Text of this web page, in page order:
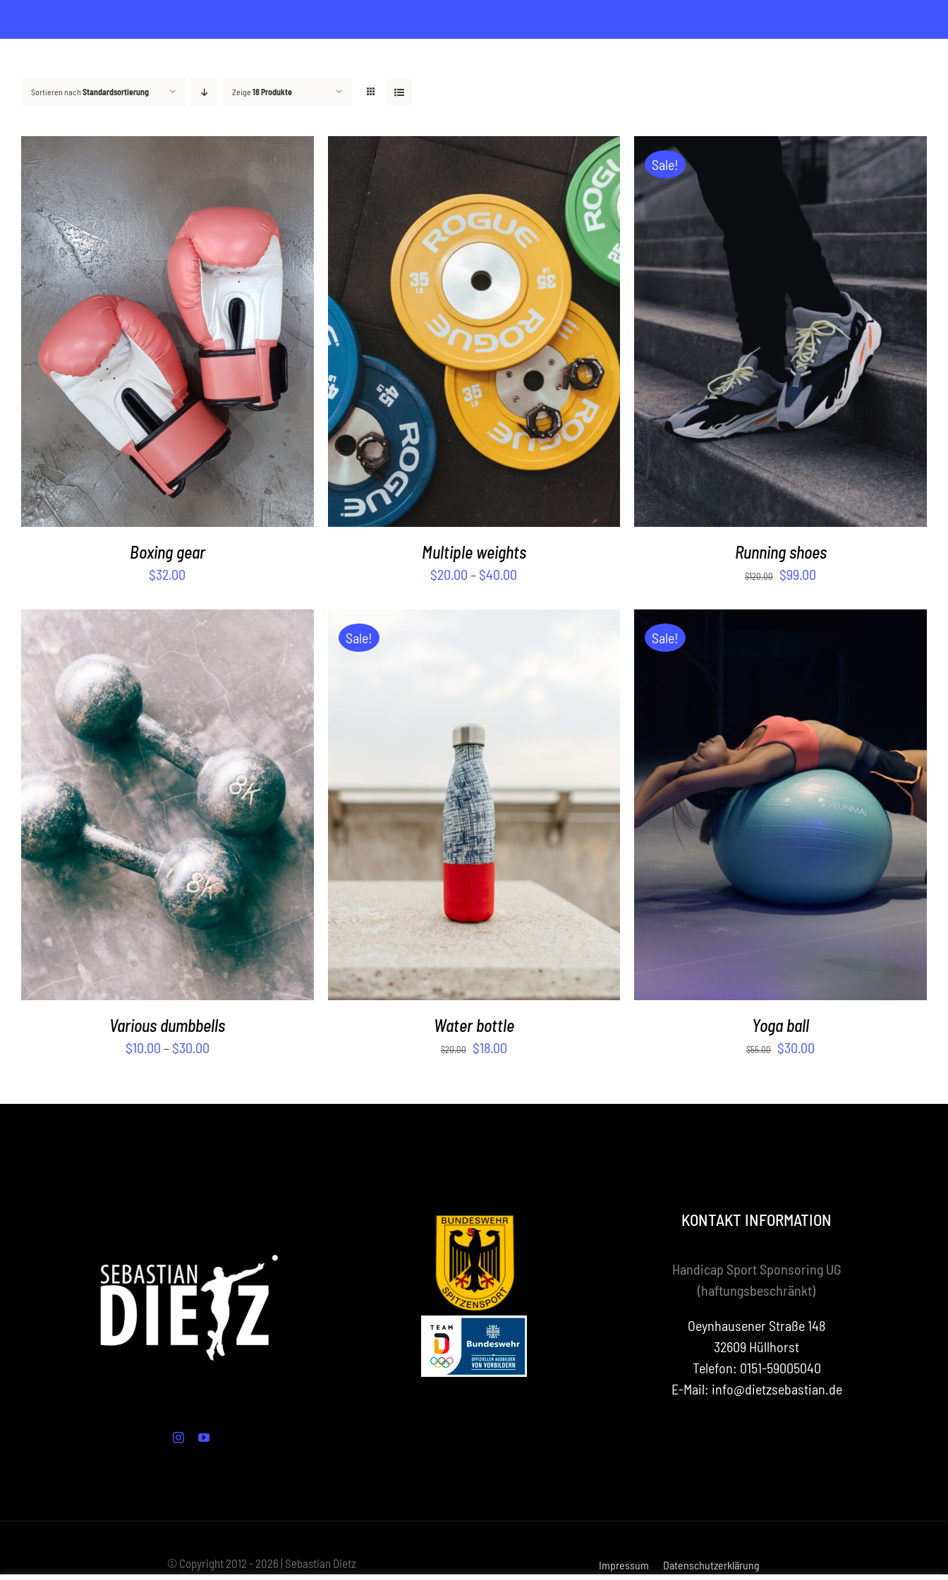
Sortieren nach Standardsortierung Zeige 18 Produkte
SELECT OPTIONS / DETAILS
Boxing gear
$32.00
SELECT OPTIONS / DETAILS
Multiple weights
$20.00 – $40.00
Sale!
ADD TO CART / DETAILS
Running shoes
$120.00 $99.00
SELECT OPTIONS / DETAILS
Various dumbbells
$10.00 – $30.00
Sale!
ADD TO CART / DETAILS
Water bottle
$20.00 $18.00
Sale!
ADD TO CART / DETAILS
Yoga ball
$55.00 $30.00
KONTAKT INFORMATION
Handicap Sport Sponsoring UG
(haftungsbeschränkt)
Oeynhausener Straße 148
32609 Hüllhorst
Telefon: 0151-59005040
E-Mail: info@dietzsebastian.de
© Copyright 2012 - 2026 | Sebastian Dietz Impressum Datenschutzerklärung